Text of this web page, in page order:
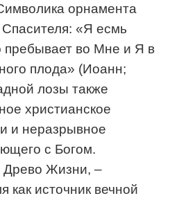
орнамента
«Я есмь
пребывает во Мне и Я в
плода» (Иоанн;
лозы также
христианское
и неразрывное
с Богом.
Древо Жизни, –
как источник вечной